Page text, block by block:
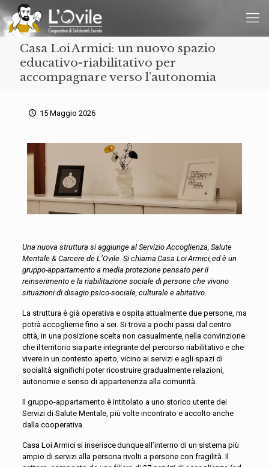
Casa Loi Armici: un nuovo spazio
educativo-riabilitativo per
accompagnare verso l’autonomia
15 Maggio 2026
Una nuova struttura si aggiunge al Servizio Accoglienza, Salute
Mentale & Carcere de L’Ovile. Si chiama Casa Loi Armici, ed è un
gruppo-appartamento a media protezione pensato per il
reinserimento e la riabilitazione sociale di persone che vivono
situazioni di disagio psico-sociale, culturale e abitativo.
La struttura è già operativa e ospita attualmente due persone, ma
potrà accoglierne fino a sei. Si trova a pochi passi dal centro
città, in una posizione scelta non casualmente, nella convinzione
che il territorio sia parte integrante del percorso riabilitativo e che
vivere in un contesto aperto, vicino ai servizi e agli spazi di
socialità significhi poter ricostruire gradualmente relazioni,
autonomie e senso di appartenenza alla comunità.
Il gruppo-appartamento è intitolato a uno storico utente dei
Servizi di Salute Mentale, più volte incontrato e accolto anche
dalla cooperativa.
Casa Loi Armici si inserisce dunque all’interno di un sistema più
ampio di servizi alla persona rivolti a persone con fragilità. Il